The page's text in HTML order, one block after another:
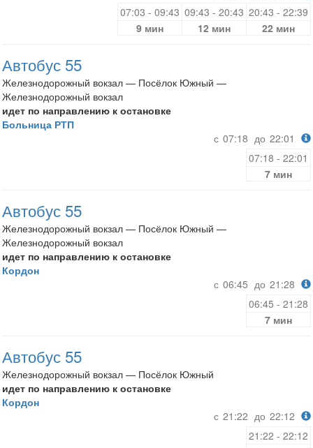
07:03 - 09:43 09:43 - 20:43 20:43 - 22:39
9 мин
12 мин 22 мин
Автобус 55
Железнодорожный вокзал — Посёлок Южный —
Железнодорожный вокзал
идет по направлению к остановке
Больница РТП
с 07:18 до 22:01
07:18 - 22:01
7 мин
Автобус 55
Железнодорожный вокзал — Посёлок Южный —
Железнодорожный вокзал
идет по направлению к остановке
Кордон
с 06:45 до 21:28
06:45 - 21:28
7 мин
Автобус 55
Железнодорожный вокзал — Посёлок Южный
идет по направлению к остановке
Кордон
с 21:22 до 22:12
21:22 - 22:12